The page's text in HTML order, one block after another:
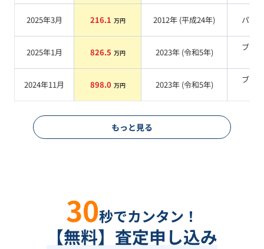
2025年3月 216.1 万円 2012年 (平成24年) パール
2025年1月 826.5 万円 2023年 (令和5年)
ブラ
2024年11月 898.0 万円 2023年 (令和5年)
ブラ
もっと見る
30秒でカンタン！
【無料】査定申し込み